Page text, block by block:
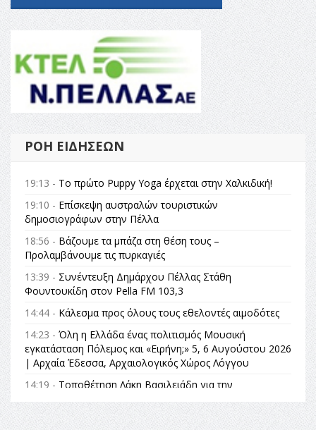
ΡΟΉ ΕΙΔΉΣΕΩΝ
19:13 - Το πρώτο Puppy Yoga έρχεται στην Χαλκιδική!
19:10 - Επίσκεψη αυστραλών τουριστικών
δημοσιογράφων στην Πέλλα
18:56 - Βάζουμε τα μπάζα στη θέση τους –
Προλαμβάνουμε τις πυρκαγιές
13:39 - Συνέντευξη Δημάρχου Πέλλας Στάθη
Φουντουκίδη στον Pella FM 103,3
14:44 - Κάλεσμα προς όλους τους εθελοντές αιμοδότες
14:23 - Όλη η Ελλάδα ένας πολιτισμός Μουσική
εγκατάσταση Πόλεμος και «Ειρήνη;» 5, 6 Αυγούστου 2026
| Αρχαία Έδεσσα, Αρχαιολογικός Χώρος Λόγγου
14:19 - Τοποθέτηση Λάκη Βασιλειάδη για την
θεσμικές διαδικασίες υπάρχει μόνο η ευθύνη απέναντι
στις επόμενες γενιές»